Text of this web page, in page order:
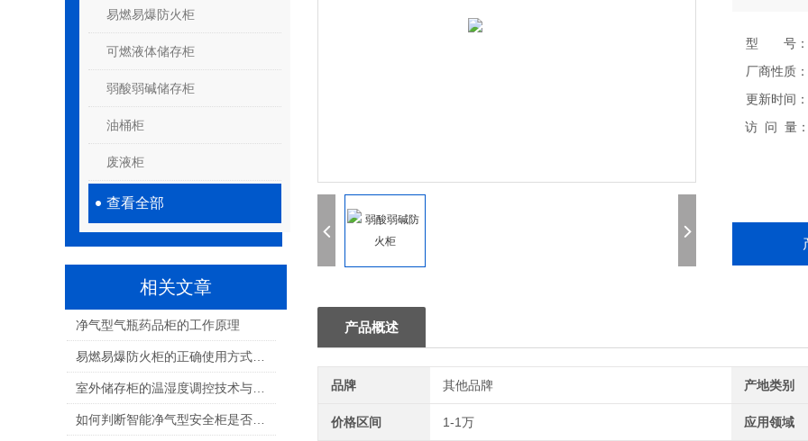
易燃易爆防火柜
可燃液体储存柜
弱酸弱碱储存柜
油桶柜
废液柜
查看全部
相关文章
净气型气瓶药品柜的工作原理
可调层板：3
型 号：
厂商性质：
更新时间：
访 问 量：
产品概述
品牌 其他品牌 产地类别
价格区间 1-1万 应用领域